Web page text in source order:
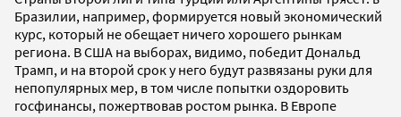
Бразилии, например, формируется новый экономический
курс, который не обещает ничего хорошего рынкам
региона. В США на выборах, видимо, победит Дональд
Трамп, и на второй срок у него будут развязаны руки для
непопулярных мер, в том числе попытки оздоровить
госфинансы, пожертвовав ростом рынка. В Европе